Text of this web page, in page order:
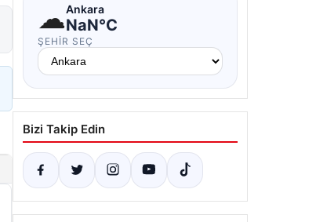
☁Ankara
NaN°C
ŞEHIR SEÇ
Bizi Takip Edin